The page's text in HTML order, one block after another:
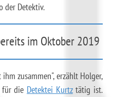
der Detektiv.
im Oktober 2019
zusammen", erzählt Holger,
für die Detektei Kurtztätig ist.